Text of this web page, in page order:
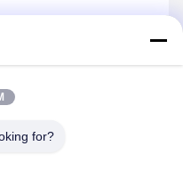
ปกรณ์ก่อสร้างที่กำหนด
for?